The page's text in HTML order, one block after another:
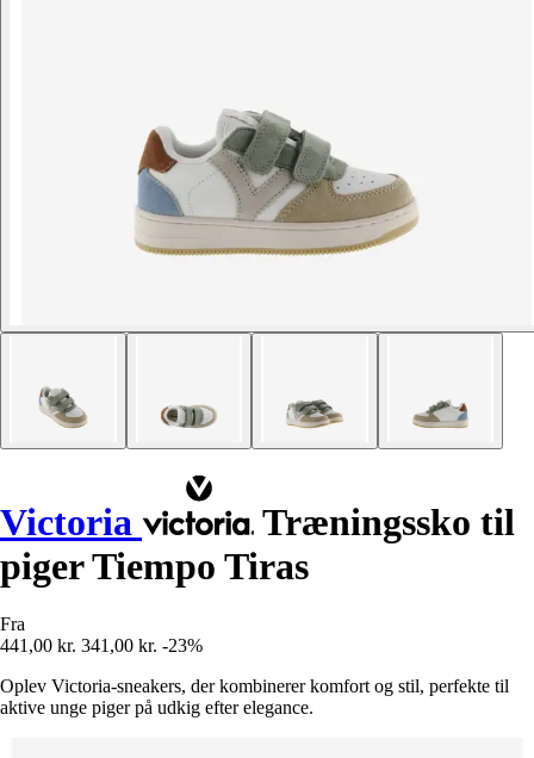
Victoria
Træningssko til
piger Tiempo Tiras
Fra
441,00 kr. 341,00 kr. -23%
Oplev Victoria-sneakers, der kombinerer komfort og stil, perfekte til
aktive unge piger på udkig efter elegance.